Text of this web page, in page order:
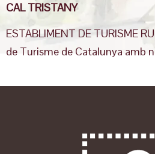
CAL TRISTANY
ESTABLIMENT DE TURISME
de Turisme de Catalunya amb